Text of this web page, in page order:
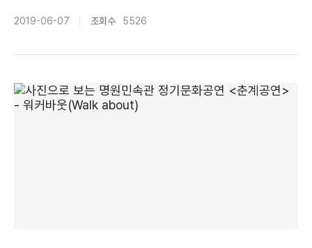
2019-06-07 조회수 5526